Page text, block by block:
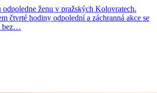
ženu v pražských Kolovratech.
čtvrté hodiny odpolední a záchranná akce se
bez…